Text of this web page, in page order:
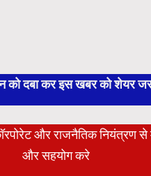
को दबा कर इस खबर को शेयर
और राजनैतिक
और सहयोग करे